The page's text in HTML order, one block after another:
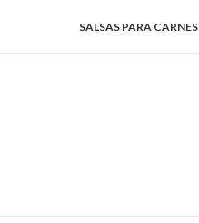
SALSAS PARA CARNES